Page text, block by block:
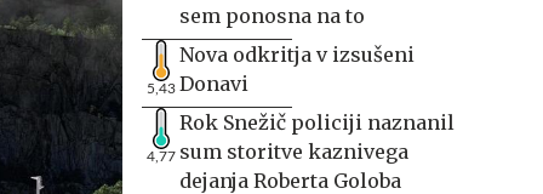
sem ponosna na to
5,43
Nova odkritja v izsušeni
Donavi
4,77
Rok Snežič policiji naznanil
sum storitve kaznivega
dejanja Roberta Goloba